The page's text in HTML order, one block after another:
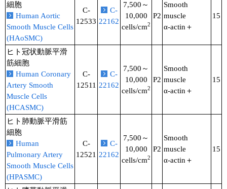
細胞
Human Aortic
Smooth Muscle Cells
(HAoSMC)
C-
12533
C-
22162
7,500～
10,000
cells/cm2
P2
Smooth
muscle
α-actin＋
15
ヒト冠状動脈平滑
筋細胞
Human Coronary
Artery Smooth
Muscle Cells
(HCASMC)
C-
12511
C-
22162
7,500～
10,000
cells/cm2
P2
Smooth
muscle
α-actin＋
15
ヒト肺動脈平滑筋
細胞
Human
Pulmonary Artery
Smooth Muscle Cells
(HPASMC)
C-
12521
C-
22162
7,500～
10,000
cells/cm2
P2
Smooth
muscle
α-actin＋
15